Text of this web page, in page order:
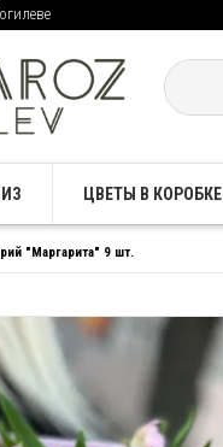
ЦВЕТЫ В КОРОБКЕ
"Маргарита" 9 шт.